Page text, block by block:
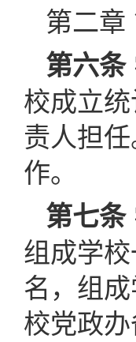
第二章
第六条
校成立
责人担
作。
第七条
组成学
名，组
校党政办